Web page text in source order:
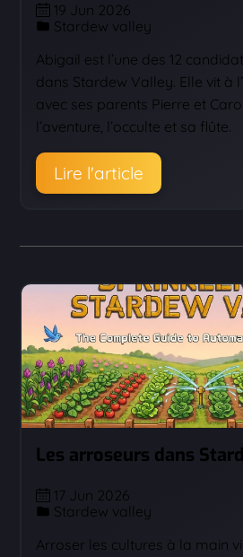
19 Jun 2026
Stardew valley
Abigail est l’une des 12
dans Stardew Valley. Elle vit à
avec ses parents Pierre et
l’aventure, l’occulte et sa flûte.
Lire l'article
Les arroseurs dans
17 Jun 2026
Stardew valley
Arroser les cultures à la main